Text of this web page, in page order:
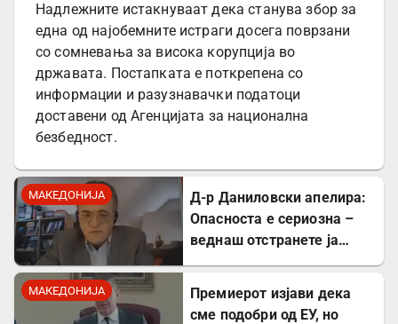
Надлежните истакнуваат дека станува збор за
една од најобемните истраги досега поврзани
со сомневања за висока корупција во
државата. Постапката е поткрепена со
информации и разузнавачки податоци
доставени од Агенцијата за национална
безбедност.
МАКЕДОНИЈА
Д-р Даниловски апелира:
Опасноста е сериозна –
веднаш отстранете ја
западнонилска треска!
МАКЕДОНИЈА
Премиерот изјави дека
сме подобри од ЕУ, но